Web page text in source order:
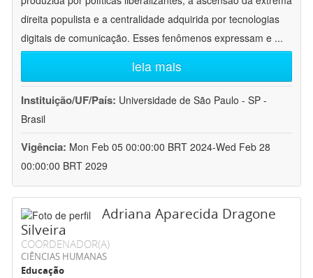
direita populista e a centralidade adquirida por tecnologias
digitais de comunicação. Esses fenômenos expressam e ...
leia mais
Instituição/UF/País: Universidade de São Paulo - SP -
Brasil
Vigência: Mon Feb 05 00:00:00 BRT 2024-Wed Feb 28
00:00:00 BRT 2029
Adriana Aparecida Dragone
Silveira
COORDENADOR(A)
CIÊNCIAS HUMANAS
Educação